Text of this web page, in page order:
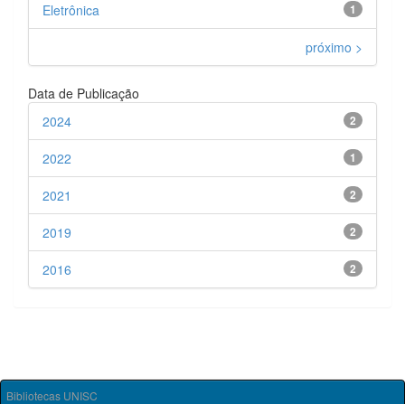
1
Eletrônica
próximo >
Data de Publicação
2
2024
1
2022
2
2021
2
2019
2
2016
Bibliotecas UNISC